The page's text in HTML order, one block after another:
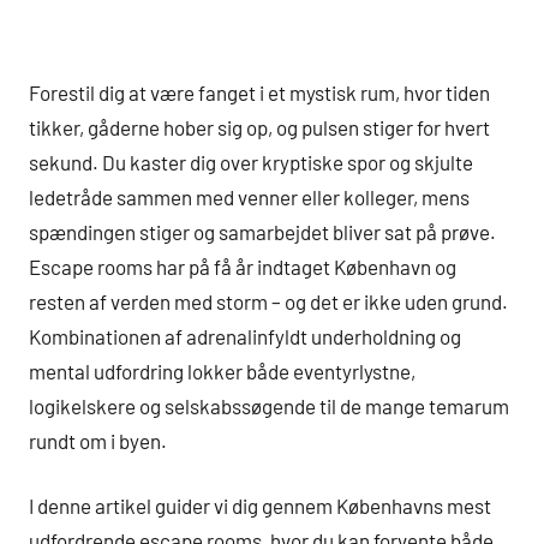
Forestil dig at være fanget i et mystisk rum, hvor tiden
tikker, gåderne hober sig op, og pulsen stiger for hvert
sekund. Du kaster dig over kryptiske spor og skjulte
ledetråde sammen med venner eller kolleger, mens
spændingen stiger og samarbejdet bliver sat på prøve.
Escape rooms har på få år indtaget København og
resten af verden med storm – og det er ikke uden grund.
Kombinationen af adrenalinfyldt underholdning og
mental udfordring lokker både eventyrlystne,
logikelskere og selskabssøgende til de mange temarum
rundt om i byen.
I denne artikel guider vi dig gennem Københavns mest